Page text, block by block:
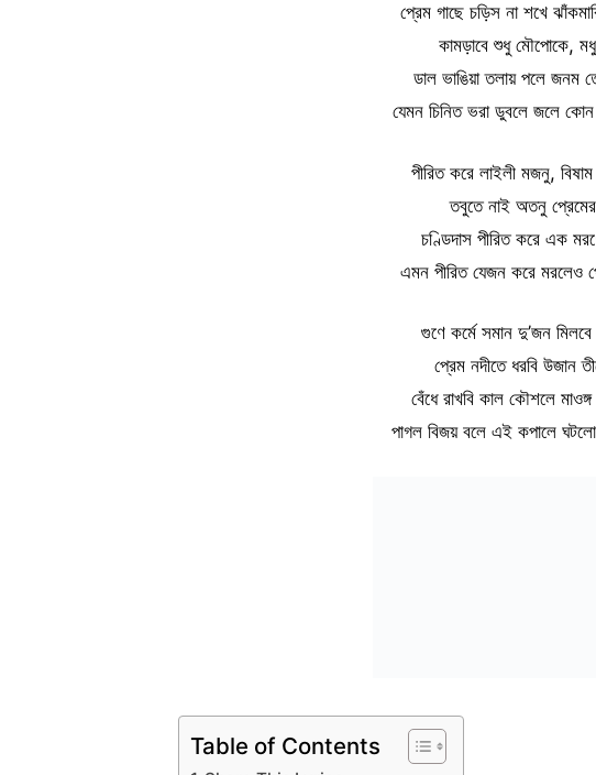
প্রেম গাছে চড়িস না শখে
কামড়াবে শুধু মৌপোকে, মধু
ডাল ভাঙিয়া তলায় পলে জনম
যেমন চিনিত ভরা ডুবলে জলে
পীরিত করে লাইলী মজনু,
তবুতে নাই অতনু প্রেমের
চণ্ডিদাস পীরিত করে এক
এমন পীরিত যেজন করে মরলেও
গুণে কর্মে সমান দু’জন
প্রেম নদীতে ধরবি উজান
বেঁধে রাখবি কাল কৌশলে
পাগল বিজয় বলে এই কপালে
Table of Contents